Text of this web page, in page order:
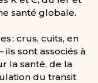
santé globale.
: crus, cuits, en
sont associés à
la santé, de la
du transit